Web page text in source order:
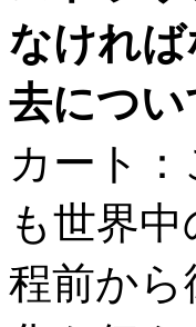
なけれ
去につ
カート
も世界
程前か